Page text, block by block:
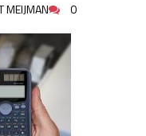
MEIJMAN 0